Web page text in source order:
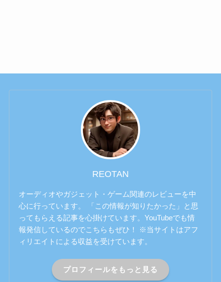
REOTAN
オーディオやガジェット・ゲーム関連のレビューを中
心に行っています。 「この情報が知りたかった」と思
ってもらえる記事を心掛けています。YouTubeでも情
報発信しているのでこちらもぜひ！ ※当サイトはアフ
ィリエイトによる収益を受けています。
プロフィールをもっと見る